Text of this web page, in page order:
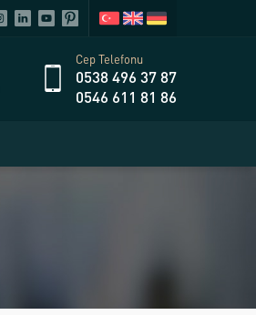
Cep Telefonu
0538 496 37 87
0546 611 81 86